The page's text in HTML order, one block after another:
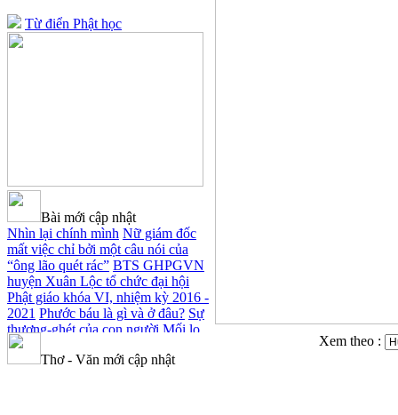
Từ điển Phật học
Bài mới cập nhật
Nhìn lại chính mình Nữ giám đốc
mất việc chỉ bởi một câu nói của
“ông lão quét rác” BTS GHPGVN
huyện Xuân Lộc tổ chức đại hội
Phật giáo khóa VI, nhiệm kỳ 2016 -
2021 Phước báu là gì và ở đâu? Sự
thương-ghét của con người Mối lo
của con người
nhân & giải pháp Nỗi lòng của các
Thơ - Văn mới cập nhật
Xem theo :